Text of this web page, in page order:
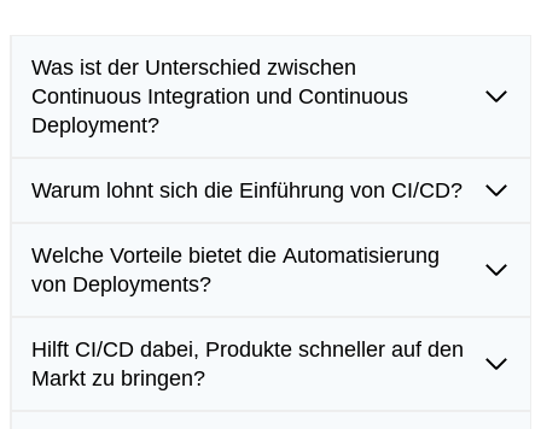
Was ist der Unterschied zwischen
Continuous Integration und Continuous
Deployment?
Warum lohnt sich die Einführung von CI/CD?
Welche Vorteile bietet die Automatisierung
von Deployments?
Hilft CI/CD dabei, Produkte schneller auf den
Markt zu bringen?